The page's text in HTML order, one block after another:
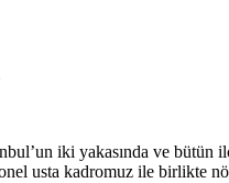
iki yakasında ve
usta kadromuz ile birlikte